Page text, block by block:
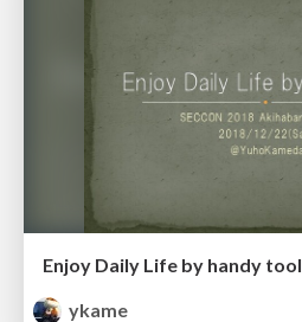
Enjoy Daily Life by handy tool
ykame